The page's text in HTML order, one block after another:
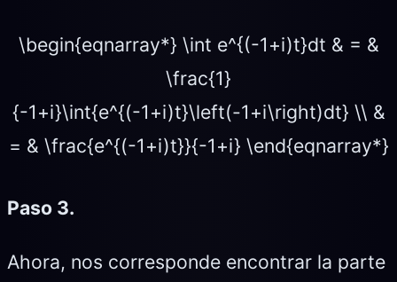
\begin{eqnarray*} \int e^{(-1+i)t}dt & = &
\frac{1}
{-1+i}\int{e^{(-1+i)t}\left(-1+i\right)dt} \\ &
= & \frac{e^{(-1+i)t}}{-1+i} \end{eqnarray*}
Paso 3.
Ahora, nos corresponde encontrar la parte